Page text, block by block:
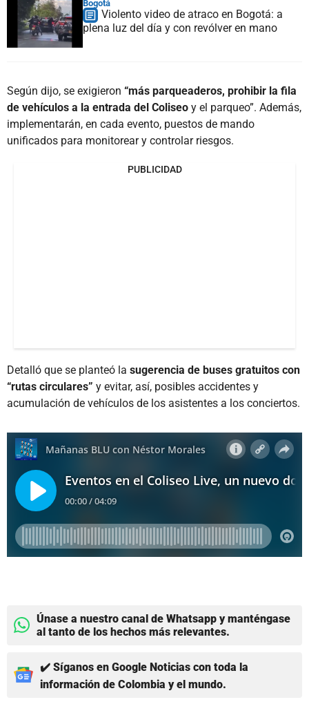
Bogotá
Violento video de atraco en Bogotá: a
plena luz del día y con revólver en mano
Según dijo, se exigieron “más parqueaderos, prohibir la fila
de vehículos a la entrada del Coliseo y el parqueo”. Además,
implementarán, en cada evento, puestos de mando
unificados para monitorear y controlar riesgos.
PUBLICIDAD
Detalló que se planteó la sugerencia de buses gratuitos con
“rutas circulares” y evitar, así, posibles accidentes y
acumulación de vehículos de los asistentes a los conciertos.
Únase a nuestro canal de Whatsapp y manténgase
al tanto de los hechos más relevantes.
✔️ Síganos en Google Noticias con toda la
información de Colombia y el mundo.